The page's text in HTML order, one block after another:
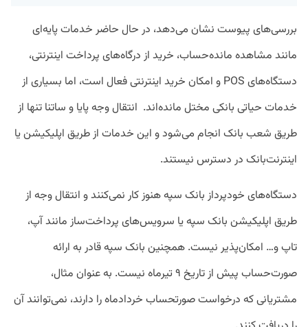
بررسی‌های پیوست نشان می‌دهد، در حال حاضر خدمات پایه‌ای
مانند مشاهده مانده‌حساب، خرید از درگاه‌های پرداخت اینترنتی،
دستگاه‌های POS و امکان خرید اینترنتی فعال است، اما بسیاری از
خدمات حیاتی بانکی مختل مانده‌اند. انتقال وجه پایا و ساتنا تنها از
طریق شعب بانک انجام می‌شود و این خدمات از طریق اپلیکیشن یا
اینترنت‌بانک در دسترس نیستند.
دستگاه‌های خودپرداز بانک سپه هنوز کار نمی‌کنند و انتقال وجه از
طریق اپلیکیشن بانک سپه یا سرویس‌های پرداخت‌ساز مانند آپ،
تاپ و… امکان‌پذیر نیست. همچنین بانک سپه قادر به ارائه
صورت‌حساب پیش از تاریخ ۹ تیرماه نیست. به عنوان مثال،
مشتریانی که درخواست صورتحساب خردادماه را دارند، نمی‌توانند آن